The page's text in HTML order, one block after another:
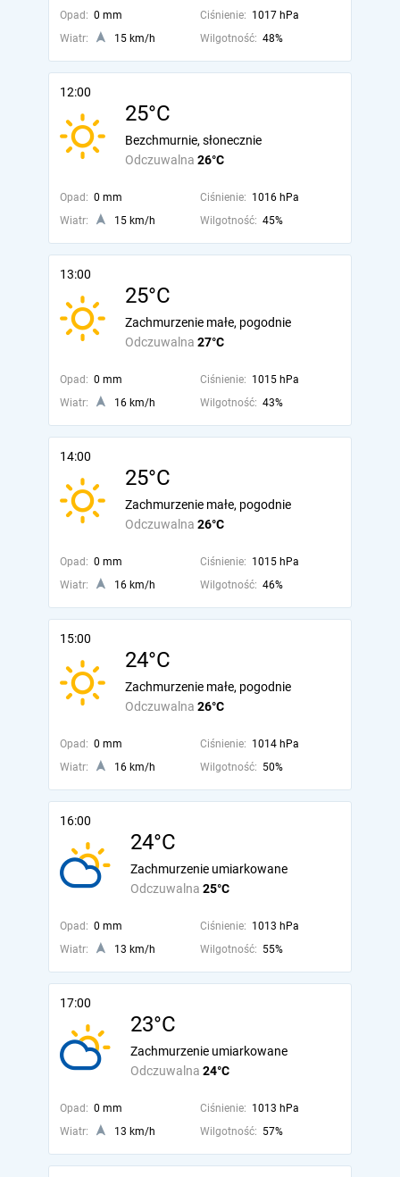
Opad: 0 mm Ciśnienie: 1017 hPa
Wiatr:
15 km/h Wilgotność: 48%
12:00
25°C
Odczuwalna 26°C
Bezchmurnie, słonecznie
Opad: 0 mm Ciśnienie: 1016 hPa
Wiatr:
15 km/h Wilgotność: 45%
13:00
25°C
Odczuwalna 27°C
Zachmurzenie małe, pogodnie
Opad: 0 mm Ciśnienie: 1015 hPa
Wiatr:
16 km/h Wilgotność: 43%
14:00
25°C
Odczuwalna 26°C
Zachmurzenie małe, pogodnie
Opad: 0 mm Ciśnienie: 1015 hPa
Wiatr:
16 km/h Wilgotność: 46%
15:00
24°C
Odczuwalna 26°C
Zachmurzenie małe, pogodnie
Opad: 0 mm Ciśnienie: 1014 hPa
Wiatr:
16 km/h Wilgotność: 50%
16:00
24°C
Odczuwalna 25°C
Zachmurzenie umiarkowane
Opad: 0 mm Ciśnienie: 1013 hPa
Wiatr:
13 km/h Wilgotność: 55%
17:00
23°C
Odczuwalna 24°C
Zachmurzenie umiarkowane
Opad: 0 mm Ciśnienie: 1013 hPa
Wiatr:
13 km/h Wilgotność: 57%